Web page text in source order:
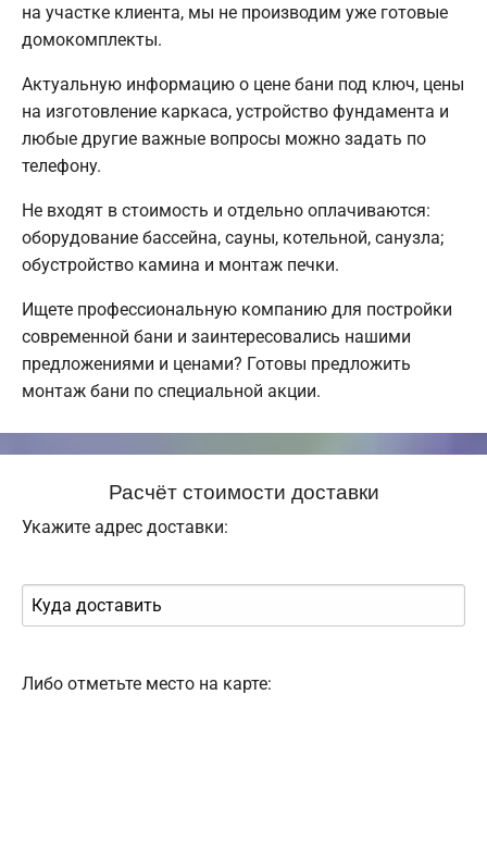
на участке клиента, мы не производим уже готовые
домокомплекты.
Актуальную информацию о цене бани под ключ, цены
на изготовление каркаса, устройство фундамента и
любые другие важные вопросы можно задать по
телефону.
Не входят в стоимость и отдельно оплачиваются:
оборудование бассейна, сауны, котельной, санузла;
обустройство камина и монтаж печки.
Ищете профессиональную компанию для постройки
современной бани и заинтересовались нашими
предложениями и ценами? Готовы предложить
монтаж бани по специальной акции.
Расчёт стоимости доставки
Укажите адрес доставки:
Либо отметьте место на карте: